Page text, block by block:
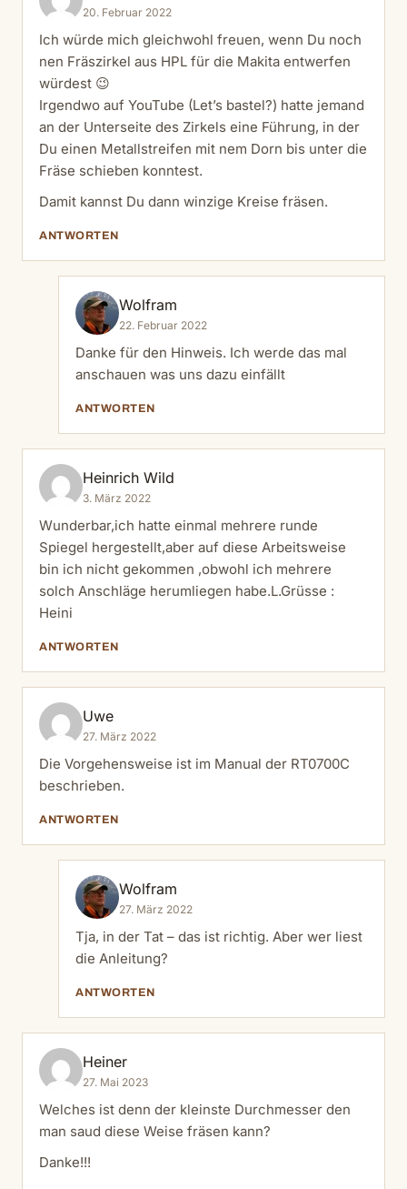
20. Februar 2022
Ich würde mich gleichwohl freuen, wenn Du noch
nen Fräszirkel aus HPL für die Makita entwerfen
würdest 😉
Irgendwo auf YouTube (Let’s bastel?) hatte jemand
an der Unterseite des Zirkels eine Führung, in der
Du einen Metallstreifen mit nem Dorn bis unter die
Fräse schieben konntest.
Damit kannst Du dann winzige Kreise fräsen.
ANTWORTEN
Wolfram
22. Februar 2022
Danke für den Hinweis. Ich werde das mal
anschauen was uns dazu einfällt
ANTWORTEN
Heinrich Wild
3. März 2022
Wunderbar,ich hatte einmal mehrere runde
Spiegel hergestellt,aber auf diese Arbeitsweise
bin ich nicht gekommen ,obwohl ich mehrere
solch Anschläge herumliegen habe.L.Grüsse :
Heini
ANTWORTEN
Uwe
27. März 2022
Die Vorgehensweise ist im Manual der RT0700C
beschrieben.
ANTWORTEN
Wolfram
27. März 2022
Tja, in der Tat – das ist richtig. Aber wer liest
die Anleitung?
ANTWORTEN
Heiner
27. Mai 2023
Welches ist denn der kleinste Durchmesser den
man saud diese Weise fräsen kann?
Danke!!!